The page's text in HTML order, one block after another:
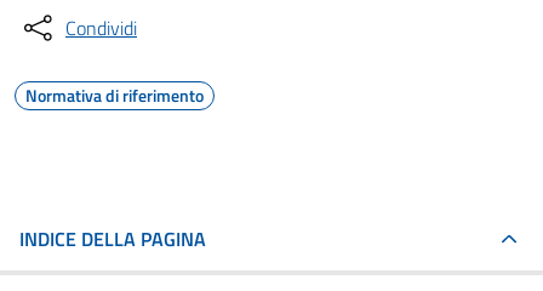
Condividi
Normativa di riferimento
INDICE DELLA PAGINA